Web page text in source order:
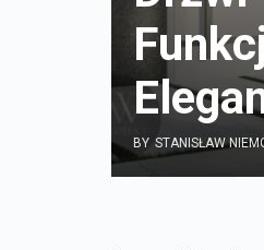
BY STANISŁAW